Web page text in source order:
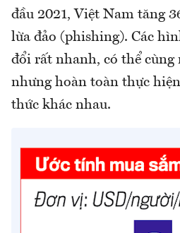
đầu 2021, Việt Nam tăng
lừa đảo (phishing). Các
đổi rất nhanh, có thể
nhưng hoàn toàn thực
thức khác nhau.